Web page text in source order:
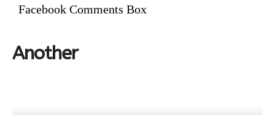
Facebook Comments Box
Another